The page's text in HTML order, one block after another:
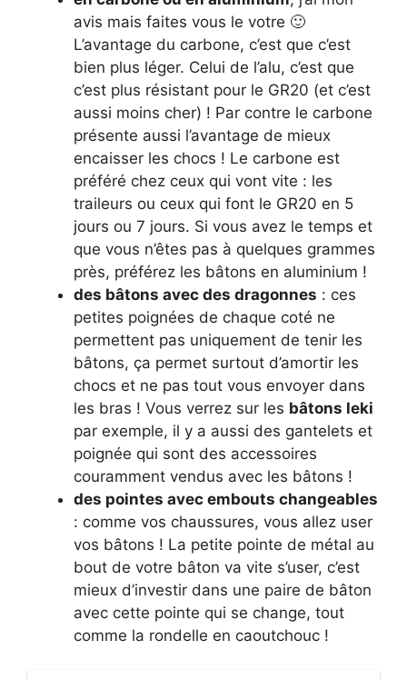
avis mais faites vous le votre 🙂
L’avantage du carbone, c’est que c’est
bien plus léger. Celui de l’alu, c’est que
c’est plus résistant pour le GR20 (et c’est
aussi moins cher) ! Par contre le carbone
présente aussi l’avantage de mieux
encaisser les chocs ! Le carbone est
préféré chez ceux qui vont vite : les
traileurs ou ceux qui font le GR20 en 5
jours ou 7 jours. Si vous avez le temps et
que vous n’êtes pas à quelques grammes
près, préférez les bâtons en aluminium !
des bâtons avec des dragonnes : ces
petites poignées de chaque coté ne
permettent pas uniquement de tenir les
bâtons, ça permet surtout d’amortir les
chocs et ne pas tout vous envoyer dans
les bras ! Vous verrez sur les bâtons leki
par exemple, il y a aussi des gantelets et
poignée qui sont des accessoires
couramment vendus avec les bâtons !
des pointes avec embouts changeables
: comme vos chaussures, vous allez user
vos bâtons ! La petite pointe de métal au
bout de votre bâton va vite s’user, c’est
mieux d’investir dans une paire de bâton
avec cette pointe qui se change, tout
comme la rondelle en caoutchouc !